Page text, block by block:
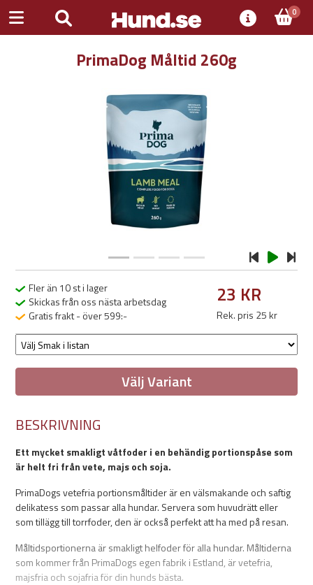
0
PrimaDog Måltid 260g
Fler än 10 st i lager
Skickas från oss nästa arbetsdag
Gratis frakt - över 599:-
23 KR
Rek. pris 25 kr
Välj Variant
BESKRIVNING
Ett mycket smakligt våtfoder i en behändig portionspåse som
är helt fri från vete, majs och soja.
PrimaDogs vetefria portionsmåltider är en välsmakande och saftig
delikatess som passar alla hundar. Servera som huvudrätt eller
som tillägg till torrfoder, den är också perfekt att ha med på resan.
Måltidsportionerna är smakligt helfoder för alla hundar. Måltiderna
som kommer från PrimaDogs egen fabrik i Estland, är vetefria,
majsfria och sojafria för din hunds bästa.